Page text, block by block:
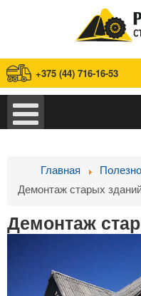
+375 (44) 716-16-53
Главная
Демонтаж старых
Демонтаж